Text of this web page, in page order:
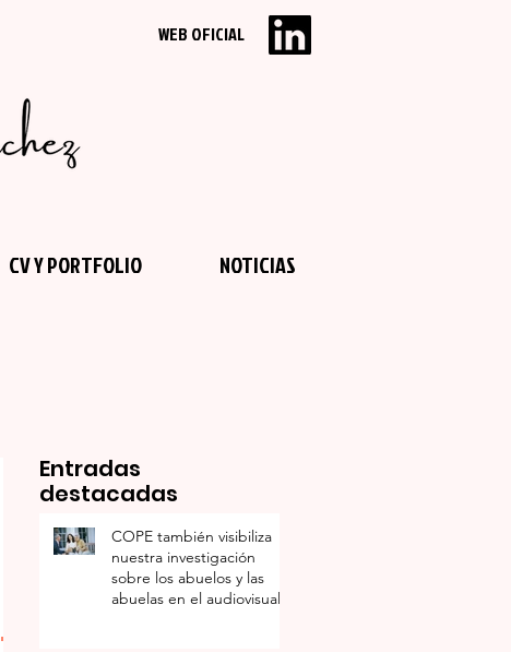
WEB OFICIAL
CV Y PORTFOLIO NOTICIAS
Entradas
destacadas
COPE también visibiliza
nuestra investigación
sobre los abuelos y las
abuelas en el audiovisual